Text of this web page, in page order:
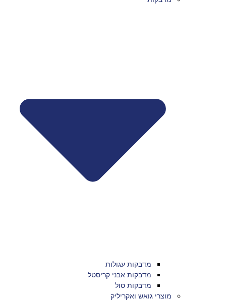
מדבקות עגולות
מדבקות אבני קריסטל
מדבקות סול
מוצרי גואש ואקריליק